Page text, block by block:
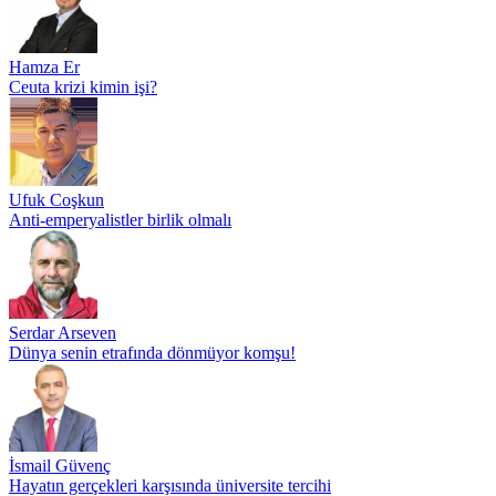
Hamza Er
Ceuta krizi kimin işi?
Ufuk Coşkun
Anti-emperyalistler birlik olmalı
Serdar Arseven
Dünya senin etrafında dönmüyor komşu!
İsmail Güvenç
Hayatın gerçekleri karşısında üniversite tercihi